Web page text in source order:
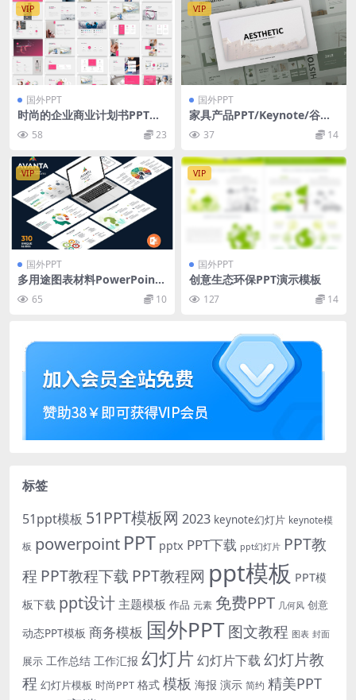
VIP
国外PPT
时尚的企业商业计划书PPT模
板下载
58 23
VIP
国外PPT
家具产品PPT/Keynote/谷歌
幻灯片三合一模板 Aesthetic
Presentation Template
37 14
VIP
国外PPT
多用途图表材料PowerPoint
演示模板 Avanta Multi-Purp
ose Powerpoint Template
65 10
VIP
国外PPT
创意生态环保PPT演示模板
127 14
标签
51ppt模板 51PPT模板网 2023 keynote幻灯片 keynote模
板 powerpoint PPT pptx PPT下载 ppt幻灯片 PPT教
程 PPT教程下载 PPT教程网 ppt模板 PPT模
板下载 ppt设计 主题模板 作品 元素 免费PPT 几何风 创意
动态PPT模板 商务模板 国外PPT图文教程 图表 封面
展示 工作总结 工作汇报 幻灯片 幻灯片下载 幻灯片教
程 幻灯片模板 时尚PPT 格式 模板 海报 演示 简约 精美PPT